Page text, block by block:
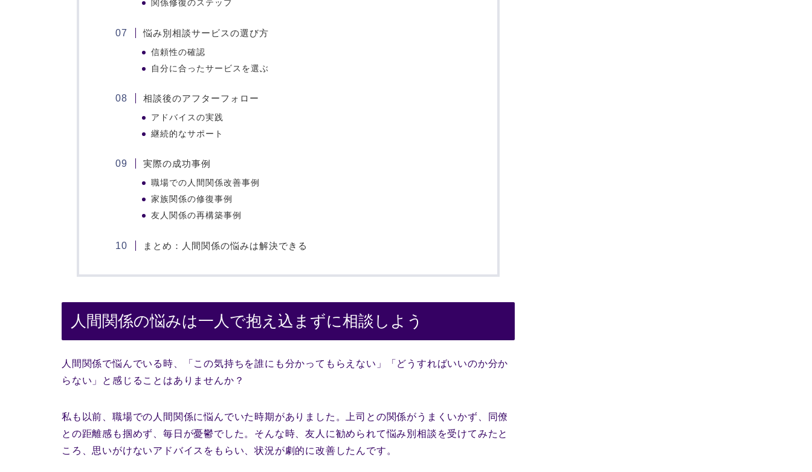
関係修復のステップ
悩み別相談サービスの選び方
信頼性の確認
自分に合ったサービスを選ぶ
相談後のアフターフォロー
アドバイスの実践
継続的なサポート
実際の成功事例
職場での人間関係改善事例
家族関係の修復事例
友人関係の再構築事例
まとめ：人間関係の悩みは解決できる
人間関係の悩みは一人で抱え込まずに相談しよう
人間関係で悩んでいる時、「この気持ちを誰にも分かってもらえない」「どうすればいいのか分か
らない」と感じることはありませんか？
私も以前、職場での人間関係に悩んでいた時期がありました。上司との関係がうまくいかず、同僚
との距離感も掴めず、毎日が憂鬱でした。そんな時、友人に勧められて悩み別相談を受けてみたと
ころ、思いがけないアドバイスをもらい、状況が劇的に改善したんです。